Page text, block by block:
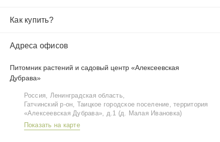
Как купить?
Адреса офисов
Питомник растений и садовый центр «Алексеевская
Дубрава»
Россия, Ленинградская область,
Гатчинский р‑он, Таицкое городское поселение, территория
«Алексеевская Дубрава», д.1 (д. Малая Ивановка)
Показать на карте